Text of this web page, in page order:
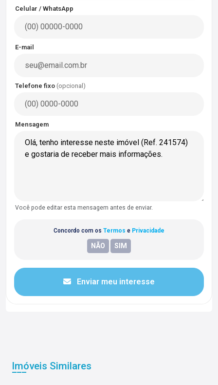
Celular / WhatsApp
E-mail
Telefone fixo (opcional)
Mensagem
Você pode editar esta mensagem antes de enviar.
Concordo com os Termos e Privacidade
Enviar meu interesse
Imóveis Similares